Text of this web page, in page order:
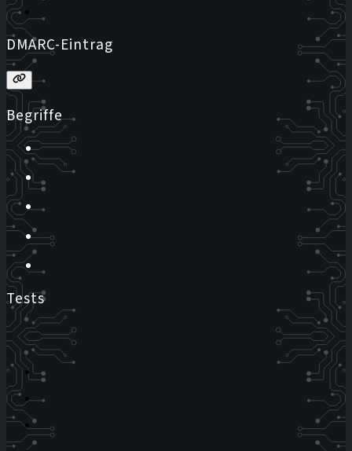
DMARC-Eintrag
Begriffe
Tests